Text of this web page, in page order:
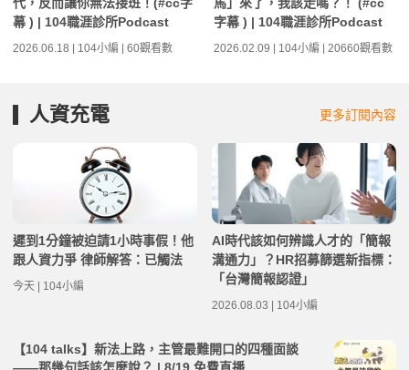
代，反而讓你無法接班！(#cc字
幕 ) | 104職涯診所Podcast
2026.06.18 | 104小編 | 60觀看數
馬」來了，我該走嗎？！ (#cc
字幕 ) | 104職涯診所Podcast
2026.02.09 | 104小編 | 20660觀看數
人資充電 更多訂閱內容
遲到1分鐘被迫請1小時事假！他
跟人資力爭 律師解答：已觸法
今天 | 104小編
AI時代該如何辨識人才的「簡報
溝通力」？HR招募篩選新指標：
「台灣簡報認證」
2026.08.03 | 104小編
【104 talks】新法上路，主管最難開口的四種面談